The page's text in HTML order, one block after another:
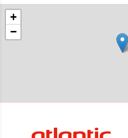
+
−